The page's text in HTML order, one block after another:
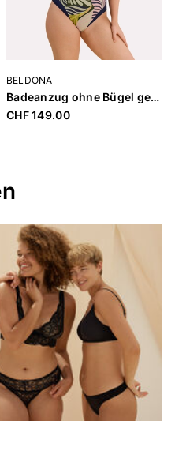
BELDONA
Badeanzug ohne Bügel gefüttert «Basic Swimsuit Courtney»
CHF 149.00